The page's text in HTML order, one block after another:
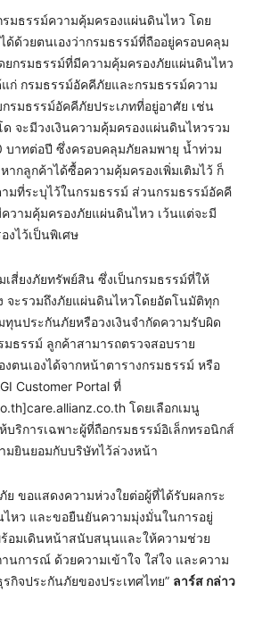
มธรรม์ความคุ้มครองแผ่นดินไหว โดย
ด้ด้วยตนเองว่ากรมธรรม์ที่ถืออยู่ครอบคลุม
กรมธรรม์ที่มีความคุ้มครองภัยแผ่นดินไหว
ก่ กรมธรรม์อัคคีภัยและกรมธรรม์ความ
รมธรรม์อัคคีภัยประเภทที่อยู่อาศัย เช่น
จะมีวงเงินความคุ้มครองแผ่นดินไหวรวม
บาทต่อปี ซึ่งครอบคลุมภัยลมพายุ น้ำท่วม
ากลูกค้าได้ซื้อความคุ้มครองเพิ่มเติมไว้ ก็
ามที่ระบุไว้ในกรมธรรม์ ส่วนกรมธรรม์อัคคี
วามคุ้มครองภัยแผ่นดินไหว เว้นแต่จะมี
งไว้เป็นพิเศษ
สี่ยงภัยทรัพย์สิน ซึ่งเป็นกรมธรรม์ที่ให้
จะรวมถึงภัยแผ่นดินไหวโดยอัตโนมัติทุก
นประกันภัยหรือวงเงินจำกัดความรับผิด
มธรรม์ ลูกค้าสามารถตรวจสอบราย
ตนเองได้จากหน้าตารางกรมธรรม์ หรือ
Customer Portal ที่
โดยเลือกเมนู
บริการเฉพาะผู้ที่ถือกรมธรรม์อิเล็กทรอนิกส์
มยินยอมกับบริษัทไว้ล่วงหน้า
ย ขอแสดงความห่วงใยต่อผู้ที่ได้รับผลกระ
หว และขอยืนยันความมุ่งมั่นในการอยู่
ร้อมเดินหน้าสนับสนุนและให้ความช่วย
นการณ์ ด้วยความเข้าใจ ใส่ใจ และความ
กิจประกันภัยของประเทศไทย” ลาร์ส กล่าว